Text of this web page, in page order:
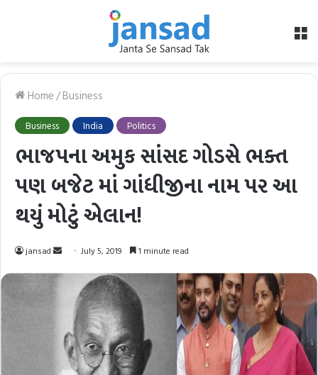
Home/Business
Business India Politics
ભાજપના અમુક સાંસદ ગોડસે ભક્ત
પણ બજેટ માં ગાંધીજીના નામ પર આ
થયું મોટું એલાન!
jansad
Send July 5, 2019 1 minute read